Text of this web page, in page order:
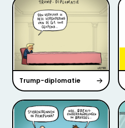
Trump-diplomatie